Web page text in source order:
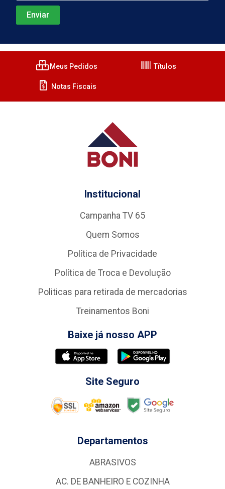
Meus Pedidos Títulos
Notas Fiscais
Institucional
Campanha TV 65
Quem Somos
Política de Privacidade
Política de Troca e Devolução
Politicas para retirada de mercadorias
Treinamentos Boni
Baixe já nosso APP
Site Seguro
Departamentos
ABRASIVOS
AC. DE BANHEIRO E COZINHA